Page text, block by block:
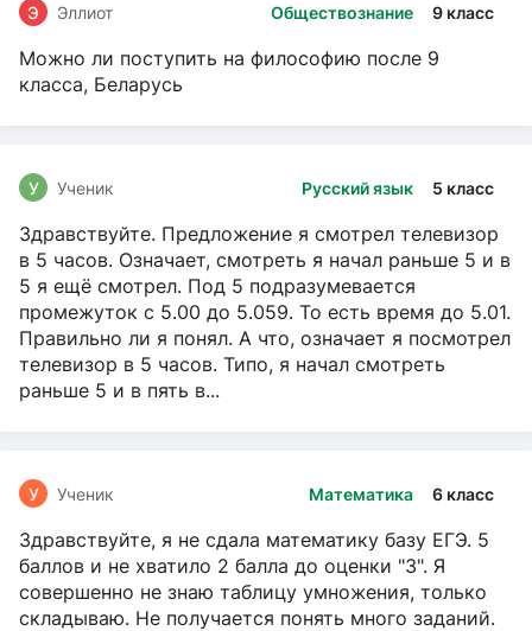
Обществознание 9 класс
Э Эллиот
Можно ли поступить на философию после 9
класса, Беларусь
Русский язык 5 класс
У Ученик
Здравствуйте. Предложение я смотрел телевизор
в 5 часов. Означает, смотреть я начал раньше 5 и в
5 я ещё смотрел. Под 5 подразумевается
промежуток с 5.00 до 5.059. То есть время до 5.01.
Правильно ли я понял. А что, означает я посмотрел
телевизор в 5 часов. Типо, я начал смотреть
раньше 5 и в пять в...
Математика 6 класс
У Ученик
Здравствуйте, я не сдала математику базу ЕГЭ. 5
баллов и не хватило 2 балла до оценки "3". Я
совершенно не знаю таблицу умножения, только
складываю. Не получается понять много заданий.